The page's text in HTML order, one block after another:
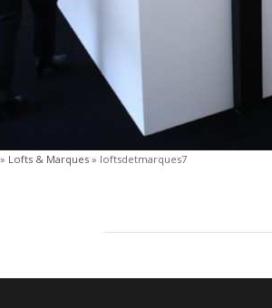
» Lofts & Marques » loftsdetmarques7